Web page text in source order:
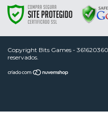
Copyright Bits Games -
reservados.